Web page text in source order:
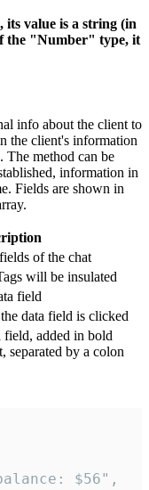
value is a string (in
the "Number" type, it
info about the client to
the client's information
The method can be
information in
Fields are shown in
of the chat
will be insulated
field
data field is clicked
field, added in bold
separated by a colon
$56",